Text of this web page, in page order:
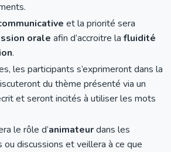
et la priorité sera
orale afin d’accroitre la fluidité
.
les participants s’exprimeront dans la
du thème présenté via un
et seront incités à utiliser les mots
le rôle d’animateurdans les
ou discussions et veillera à ce que